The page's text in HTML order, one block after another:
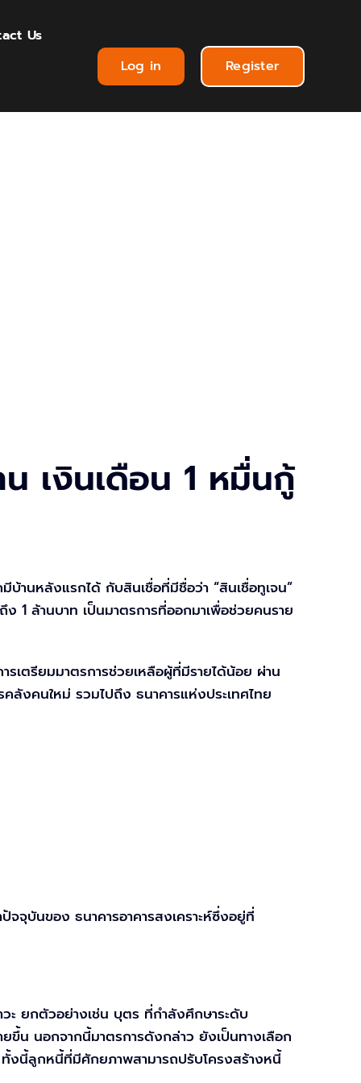
Us
Log in Register
น เงินเดือน 1 หมื่นกู้
บ้านหลังแรกได้ กับสินเชื่อที่มีชื่อว่า “สินเชื่อทูเจน”
1 ล้านบาท เป็นมาตรการที่ออกมาเพื่อช่วยคนราย
รเตรียมมาตรการช่วยเหลือผู้ที่มีรายได้น้อย ผ่าน
ลังคนใหม่ รวมไปถึง ธนาคารแห่งประเทศไทย
จุบันของ ธนาคารอาคารสงเคราะห์ซึ่งอยู่ที่
ะ ยกตัวอย่างเช่น บุตร ที่กำลังศึกษาระดับ
น นอกจากนี้มาตรการดังกล่าว ยังเป็นทางเลือก
ทั้งนี้ลูกหนี้ที่มีศักยภาพสามารถปรับโครงสร้างหนี้